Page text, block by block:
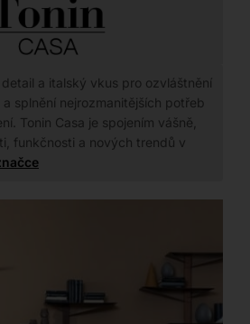
a italský vkus pro ozvláštnění
splnění nejrozmanitějších potřeb
Tonin Casa je spojením vášně,
funkčnosti a nových trendů v